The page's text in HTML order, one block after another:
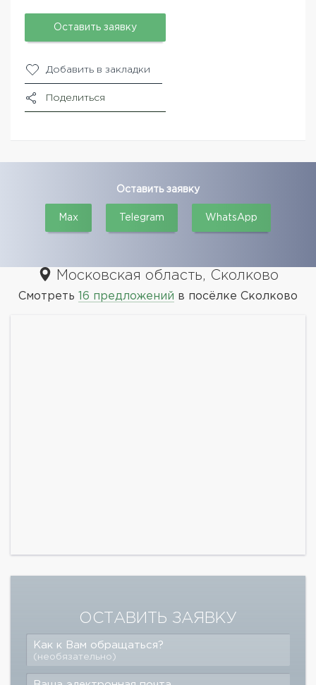
Оставить заявку
Добавить в закладки
Поделиться
Оставить заявку
Max Telegram WhatsApp
Московская область, Сколково
Смотреть 16 предложений в посёлке Сколково
ОСТАВИТЬ ЗАЯВКУ
Как к Вам обращаться?
(необязательно)